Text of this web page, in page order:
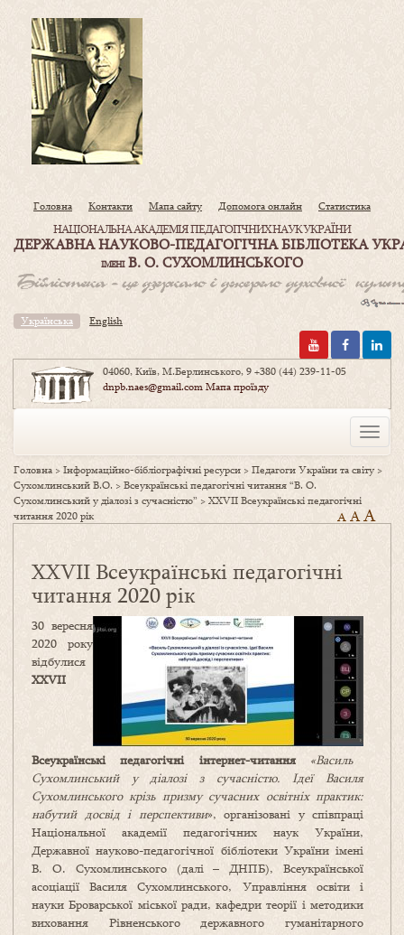
Головна Контакти Мапа сайту Допомога онлайн Статистика
НАЦІОНАЛЬНА АКАДЕМІЯ ПЕДАГОГІЧНИХ НАУК УКРАЇНИ
ДЕРЖАВНА НАУКОВО-ПЕДАГОГІЧНА БІБЛІОТЕКА
ІМЕНІВ. О. СУХОМЛИНСЬКОГО
Українська English
04060, Київ, М.Берлинського, 9+380 (44) 239-11-05
dnpb.naes@gmail.comМапа проїзду
Toggle
Головна >Інформаційно-бібліографічні ресурси >Педагоги України та світу>
Сухомлинський В.О. >Всеукраїнські педагогічні читання “В. О.
Сухомлинський у діалозі з сучасністю” >XXVII Всеукраїнські педагогічні
читання 2020 рік
A AA
XXVII Всеукраїнські педагогічні
читання 2020 рік
30 вересня
2020 року
відбулися
XXVII
Всеукраїнські педагогічні інтернет-читання
«Василь
Сухомлинський у діалозі з сучасністю. Ідеї Василя
Сухомлинського крізь призму сучасних освітніх практик:
набутий досвід і перспективи», організовані у співпраці
Національної академії педагогічних наук України,
Державної науково-педагогічної бібліотеки України імені
В. О. Сухомлинського (далі – ДНПБ), Всеукраїнської
асоціації Василя Сухомлинського, Управління освіти і
науки Броварської міської ради, кафедри теорії і методики
виховання Рівненського державного гуманітарного